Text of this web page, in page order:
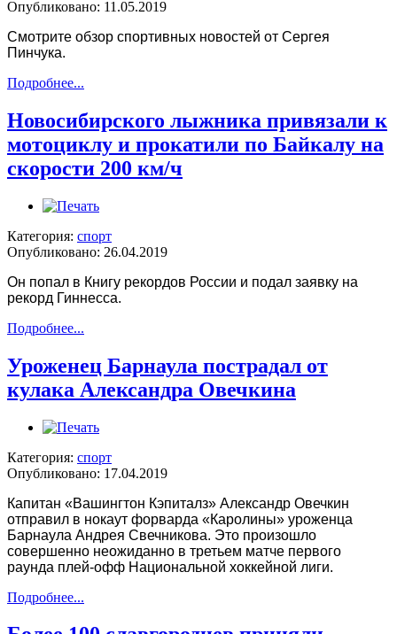
Опубликовано: 11.05.2019
Смотрите обзор спортивных новостей от Сергея
Пинчука.
Подробнее...
Новосибирского лыжника привязали к
мотоциклу и прокатили по Байкалу на
скорости 200 км/ч
Категория: спорт
Опубликовано: 26.04.2019
Он попал в Книгу рекордов России и подал заявку на
рекорд Гиннесса.
Подробнее...
Уроженец Барнаула пострадал от
кулака Александра Овечкина
Категория: спорт
Опубликовано: 17.04.2019
Капитан «Вашингтон Кэпиталз» Александр Овечкин
отправил в нокаут форварда «Каролины» уроженца
Барнаула Андрея Свечникова. Это произошло
совершенно неожиданно в третьем матче первого
раунда плей-офф Национальной хоккейной лиги.
Подробнее...